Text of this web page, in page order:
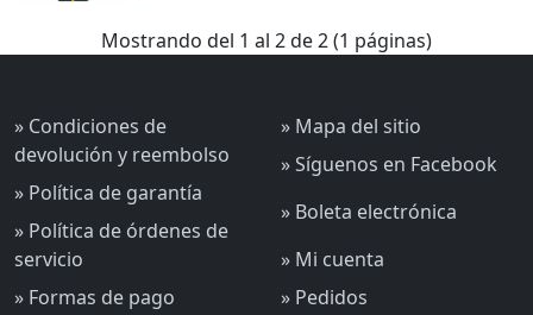
Mostrando del 1 al 2 de 2 (1 páginas)
» Condiciones de
devolución y reembolso
» Política de garantía
» Política de órdenes de
servicio
» Formas de pago
» Mapa del sitio
» Síguenos en Facebook
» Boleta electrónica
» Mi cuenta
» Pedidos